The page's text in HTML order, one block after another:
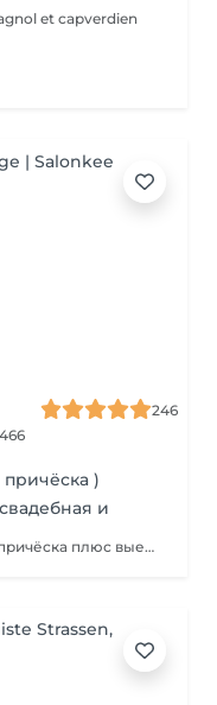
et capverdien
246
)
и
Свадебная причёска плюс пробная причёска плюс выезд на дом. Паркинг оплачивается отдельно.